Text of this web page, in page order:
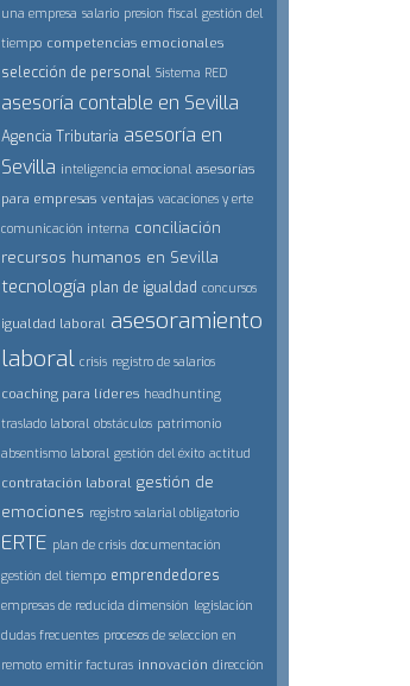
una empresa salario presion fiscal gestión del
tiempo competencias emocionales
selección de personal Sistema RED
asesoría contable en Sevilla
Agencia Tributaria asesoría en
Sevilla inteligencia emocional asesorías
para empresas ventajas vacaciones y erte
comunicación interna conciliación
recursos humanos en Sevilla
tecnología plan de igualdad concursos
igualdad laboral asesoramiento
laboral crisis registro de salarios
coaching para líderes headhunting
traslado laboral obstáculos patrimonio
absentismo laboral gestión del éxito actitud
contratación laboral gestión de
emociones registro salarial obligatorio
ERTE plan de crisis documentación
gestión del tiempo emprendedores
empresas de reducida dimensión legislación
dudas frecuentes procesos de seleccion en
remoto emitir facturas innovación dirección